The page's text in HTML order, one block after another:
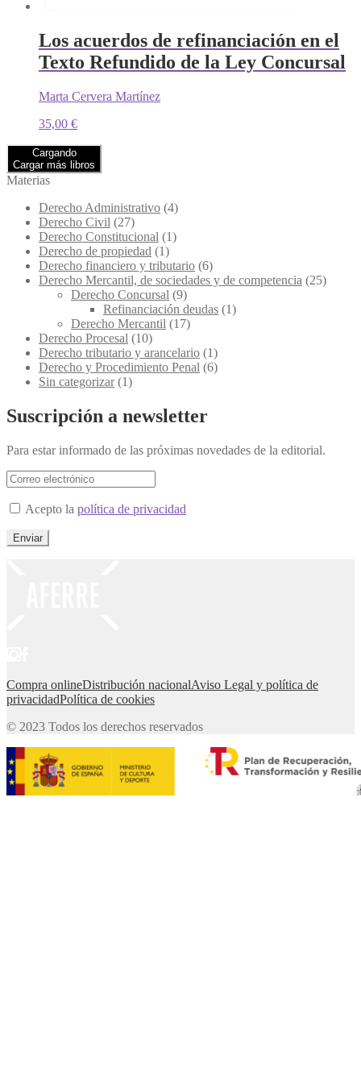
Los acuerdos de refinanciación en el
Texto Refundido de la Ley Concursal
Marta Cervera Martínez
35,00 €
Cargando
Cargar más libros
Materias
Derecho Administrativo (4)
Derecho Civil (27)
Derecho Constitucional (1)
Derecho de propiedad (1)
Derecho financiero y tributario (6)
Derecho Mercantil, de sociedades y de competencia (25)
Derecho Concursal (9)
Refinanciación deudas (1)
Derecho Mercantil (17)
Derecho Procesal (10)
Derecho tributario y arancelario (1)
Derecho y Procedimiento Penal (6)
Sin categorizar (1)
Suscripción a newsletter
Para estar informado de las próximas novedades de la editorial.
Acepto la política de privacidad
Compra onlineDistribución nacionalAviso Legal y política de
privacidadPolítica de cookies
© 2023 Todos los derechos reservados